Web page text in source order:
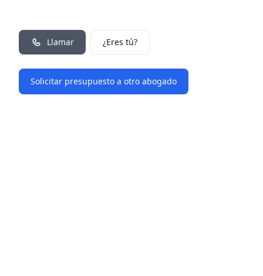
Llamar ¿Eres tú?
Solicitar presupuesto a otro abogado